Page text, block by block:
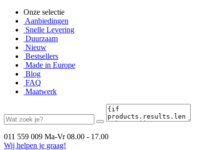
Onze selectie
Aanbiedingen
Snelle Levering
Duurzaam
Nieuw
Bestsellers
Made in Europe
Blog
FAQ
Maatwerk
011 559 009 Ma-Vr 08.00 - 17.00
Wij helpen je graag!